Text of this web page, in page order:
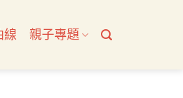
線 親子專題